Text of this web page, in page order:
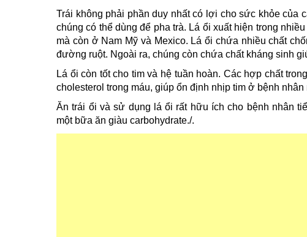
Trái không phải phần duy nhất có lợi cho sức khỏe của
chúng có thể dùng để pha trà. Lá ổi xuất hiện trong
mà còn ở Nam Mỹ và Mexico. Lá ổi chứa nhiều chất
đường ruột. Ngoài ra, chúng còn chứa chất kháng sinh
Lá ổi còn tốt cho tim và hệ tuần hoàn. Các hợp chất
cholesterol trong máu, giúp ổn định nhịp tim ở bệnh
Ăn trái ổi và sử dụng lá ổi rất hữu ích cho bệnh nhân
một bữa ăn giàu carbohydrate./.